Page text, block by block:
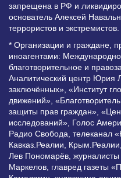
запрещена в РФ и
основатель Алексей
террористов и экстремистов.
* Организации и граждане,
иноагентами:
благотворительное и
Аналитический центр Юрия
заключённых», «Институт
движений»,
защиты прав граждан»,
исследований», Голос
Радио Свобода, телеканал
Кавказ.Реалии,
Лев Пономарёв,
Маркелов, главред газеты